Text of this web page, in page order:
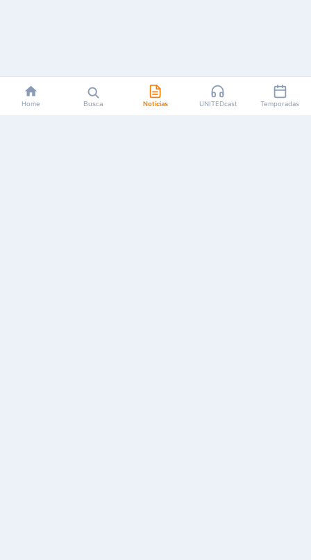
Home Busca Notícias UNITEDcast Temporadas